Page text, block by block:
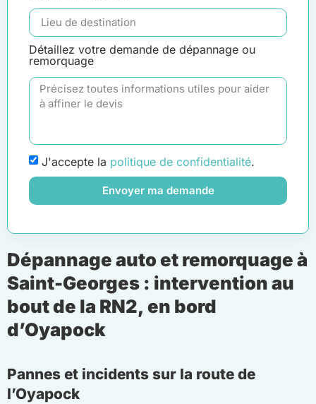
Détaillez votre demande de dépannage ou
remorquage
J'accepte la politique de confidentialité.
Envoyer ma demande
Dépannage auto et remorquage à
Saint-Georges : intervention au
bout de la RN2, en bord
d’Oyapock
Pannes et incidents sur la route de
l’Oyapock